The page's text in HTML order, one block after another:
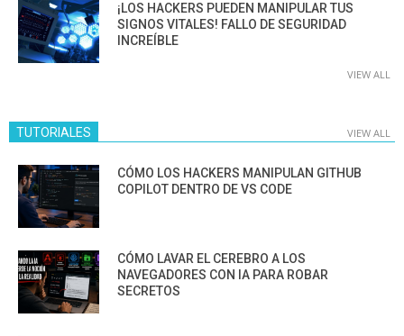
¡LOS HACKERS PUEDEN MANIPULAR TUS
SIGNOS VITALES! FALLO DE SEGURIDAD
INCREÍBLE
VIEW ALL
TUTORIALES VIEW ALL
CÓMO LOS HACKERS MANIPULAN GITHUB
COPILOT DENTRO DE VS CODE
CÓMO LAVAR EL CEREBRO A LOS
NAVEGADORES CON IA PARA ROBAR
SECRETOS